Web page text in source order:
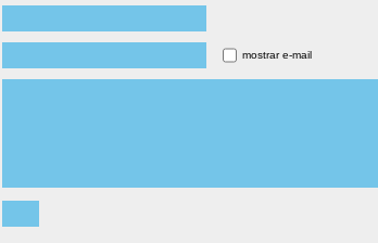
mostrar e-mail